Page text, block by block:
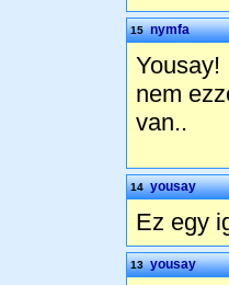
15 nymfa
nem
van..
14 yousay
Ez egy
13 yousay